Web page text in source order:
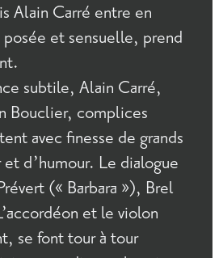
Alain Carré entre en
et sensuelle, prend
subtile, Alain Carré,
Bouclier, complices
avec finesse de grands
d’humour. Le dialogue
(« Barbara »), Brel
et le violon
se font tour à tour